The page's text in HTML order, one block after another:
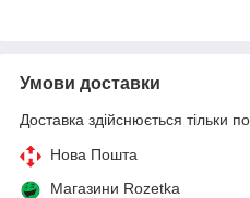
Умови доставки
Доставка здійснюється тільки
Нова Пошта
Магазини Rozetka